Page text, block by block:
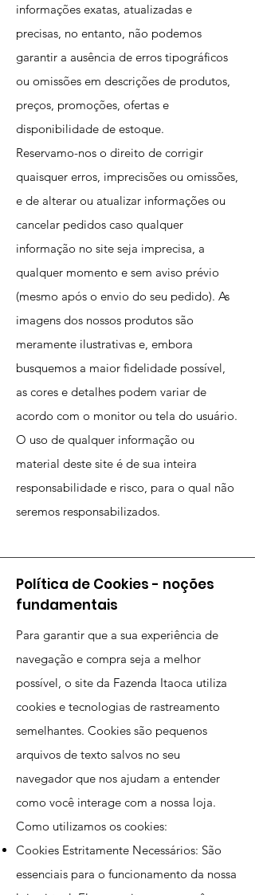
informações exatas, atualizadas e
precisas, no entanto, não podemos
garantir a ausência de erros tipográficos
ou omissões em descrições de produtos,
preços, promoções, ofertas e
disponibilidade de estoque.
Reservamo-nos o direito de corrigir
quaisquer erros, imprecisões ou omissões,
e de alterar ou atualizar informações ou
cancelar pedidos caso qualquer
informação no site seja imprecisa, a
qualquer momento e sem aviso prévio
(mesmo após o envio do seu pedido). As
imagens dos nossos produtos são
meramente ilustrativas e, embora
busquemos a maior fidelidade possível,
as cores e detalhes podem variar de
acordo com o monitor ou tela do usuário.
O uso de qualquer informação ou
material deste site é de sua inteira
responsabilidade e risco, para o qual não
seremos responsabilizados.
Política de Cookies - noções
fundamentais
Para garantir que a sua experiência de
navegação e compra seja a melhor
possível, o site da Fazenda Itaoca utiliza
cookies e tecnologias de rastreamento
semelhantes. Cookies são pequenos
arquivos de texto salvos no seu
navegador que nos ajudam a entender
como você interage com a nossa loja.
Como utilizamos os cookies:
Cookies Estritamente Necessários: São
essenciais para o funcionamento da nossa